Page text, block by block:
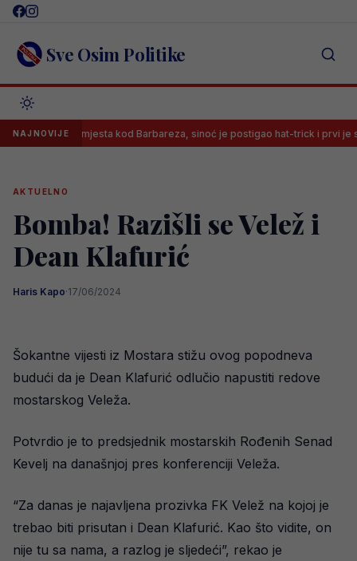
Skip
content Sve Osim Politike
NAJNOVIJE
imao mjesta kod Barbareza, sinoć je postigao hat-trick i prvi je strijelac
AKTUELNO
Bomba! Razišli se Velež i
Dean Klafurić
Haris Kapo·17/06/2024
Šokantne vijesti iz Mostara stižu ovog popodneva
budući da je Dean Klafurić odlučio napustiti redove
mostarskog Veleža.
Potvrdio je to predsjednik mostarskih Rođenih Senad
Kevelj na današnjoj pres konferenciji Veleža.
“Za danas je najavljena prozivka FK Velež na kojoj je
trebao biti prisutan i Dean Klafurić. Kao što vidite, on
nije tu sa nama, a razlog je sljedeći”, rekao je